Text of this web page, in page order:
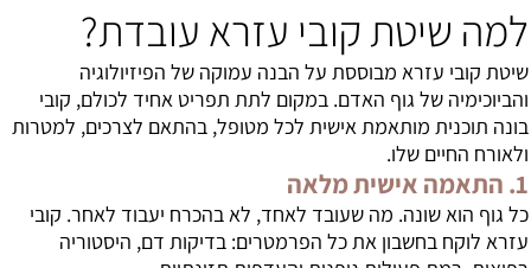
למה שיטת קובי עזרא עובדת?
שיטת קובי עזרא מבוססת על הבנה עמוקה של הפיזיולוגיה
והביוכימיה של גוף האדם. במקום לתת תפריט אחיד לכולם, קובי
בונה תוכנית מותאמת אישית לכל מטופל, בהתאם לצרכים, למטרות
ולאורח החיים שלו.
1. התאמה אישית מלאה
כל גוף הוא שונה. מה שעובד לאחד, לא בהכרח יעבוד לאחר. קובי
עזרא לוקח בחשבון את כל הפרמטרים: בדיקות דם, היסטוריה